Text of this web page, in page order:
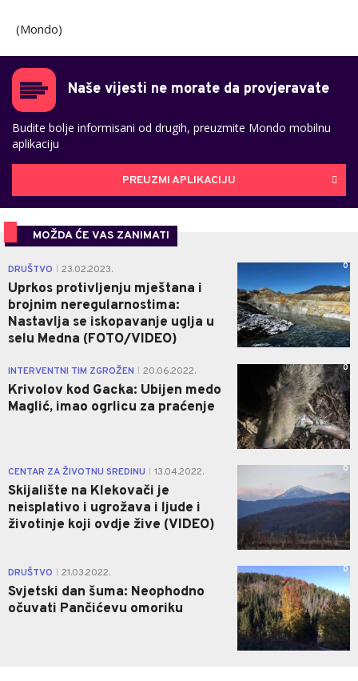
(Mondo)
Naše vijesti ne morate da provjeravate
Budite bolje informisani od drugih, preuzmite Mondo mobilnu
aplikaciju
PREUZMI APLIKACIJU
MOŽDA ĆE VAS ZANIMATI
DRUŠTVO 23.02.2023.
Uprkos protivljenju mještana i
brojnim neregularnostima:
Nastavlja se iskopavanje uglja u
selu Medna (FOTO/VIDEO)
0
INTERVENTNI TIM ZGROŽEN 20.06.2022.
Krivolov kod Gacka: Ubijen medo
Maglić, imao ogrlicu za praćenje
0
CENTAR ZA ŽIVOTNU SREDINU 13.04.2022.
Skijalište na Klekovači je
neisplativo i ugrožava i ljude i
životinje koji ovdje žive (VIDEO)
0
DRUŠTVO 21.03.2022.
Svjetski dan šuma: Neophodno
očuvati Pančićevu omoriku
0